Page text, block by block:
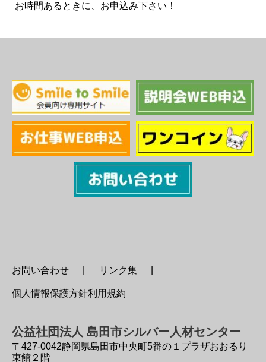
お時間あるときに、お申込み下さい！
お問い合わせ リンク集
個人情報保護方針利用規約
公益社団法人 島田市シルバー人材センター
〒427-0042静岡県島田市中央町5番の１プラザおおるり
東館２階